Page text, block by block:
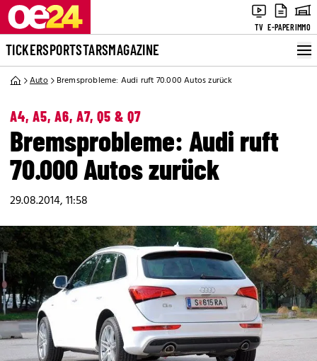
TV E-PAPERIMMO
TICKERSPORTSTARSMAGAZINE
Auto Bremsprobleme: Audi ruft 70.000 Autos zurück
A4, A5, A6, A7, Q5 & Q7
Bremsprobleme: Audi ruft
70.000 Autos zurück
29.08.2014, 11:58